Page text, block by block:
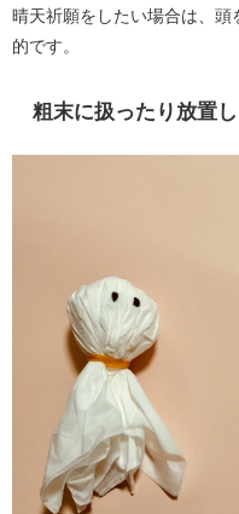
晴天祈願をしたい場合は、
的です。
粗末に扱ったり放置